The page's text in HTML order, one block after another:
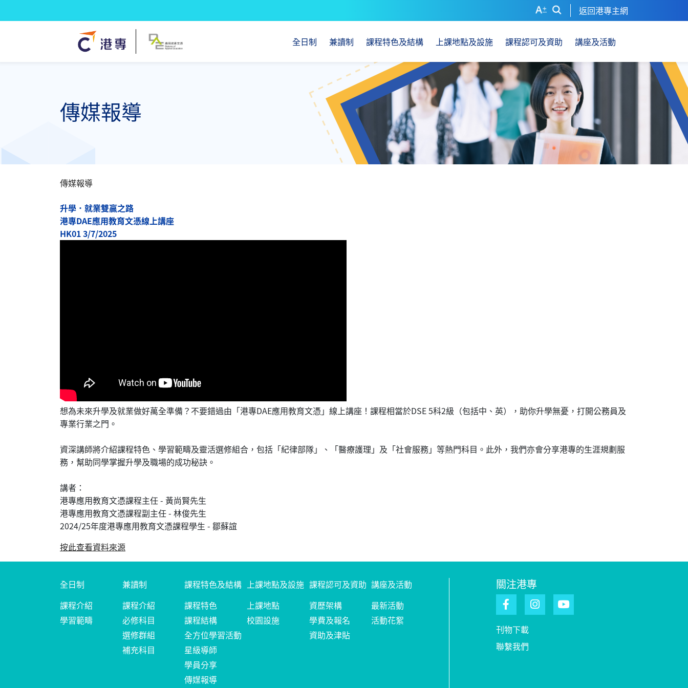
返回港專主網
全日制 兼讀制 課程特色及結構 上課地點及設施 課程認可及資助 講座及活動
傳媒報導
傳媒報導
升學．就業雙贏之路
港專DAE應用教育文憑線上講座
HK01 3/7/2025
想為未來升學及就業做好萬全準備？不要錯過由「港專DAE應用教育文憑」線上講座！課程相當於DSE 5科2級（包括中、英），助你升學無憂，打開公務員及
專業行業之門。
資深講師將介紹課程特色、學習範疇及靈活選修組合，包括「紀律部隊」、「醫療護理」及「社會服務」等熱門科目。此外，我們亦會分享港專的生涯規劃服
務，幫助同學掌握升學及職場的成功秘訣。
講者：
港專應用教育文憑課程主任 - 黃尚賢先生
港專應用教育文憑課程副主任 - 林俊先生
2024/25年度港專應用教育文憑課程學生 - 鄒蘇誼
按此查看資料來源
全日制
課程介紹
學習範疇
兼讀制
課程介紹
必修科目
選修群組
補充科目
課程特色及結構
課程特色
課程結構
全方位學習活動
星級導師
學員分享
傳媒報導
上課地點及設施
上課地點
校園設施
課程認可及資助
資歷架構
學費及報名
資助及津貼
講座及活動
最新活動
活動花絮
關注港專
刊物下載
聯繫我們